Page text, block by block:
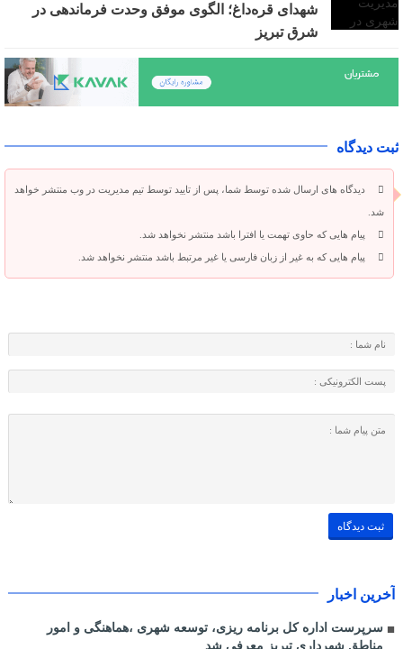
شهدای قره‌داغ؛ الگوی موفق وحدت فرماندهی در
شرق تبریز
ثبت دیدگاه
دیدگاه های ارسال شده توسط شما، پس از تایید توسط تیم مدیریت در وب منتشر خواهد
شد.
پیام هایی که حاوی تهمت یا افترا باشد منتشر نخواهد شد.
پیام هایی که به غیر از زبان فارسی یا غیر مرتبط باشد منتشر نخواهد شد.
آخرین اخبار
سرپرست اداره کل برنامه ریزی، توسعه شهری ،هماهنگی و امور
مناطق شهرداری تبریز معرفی شد